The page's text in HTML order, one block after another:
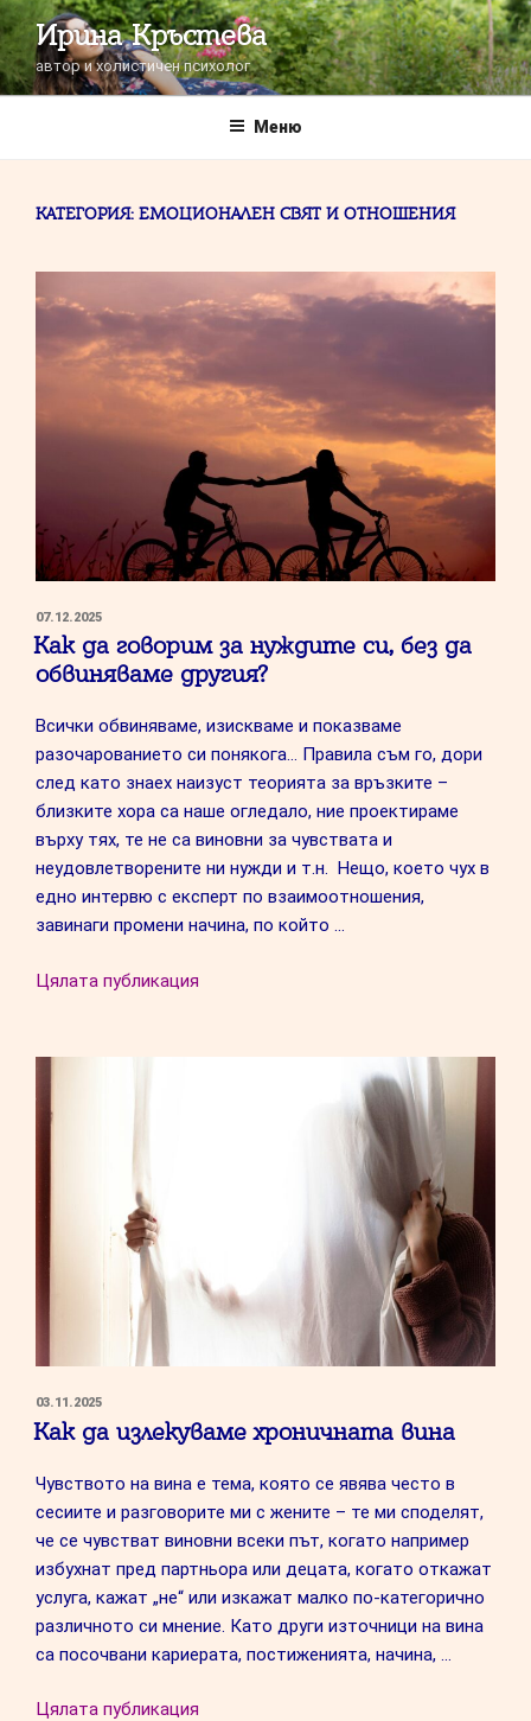
Напред
към
съдържанието
Ирина Кръстева
автор и холистичен психолог
Меню
КАТЕГОРИЯ: ЕМОЦИОНАЛЕН СВЯТ И ОТНОШЕНИЯ
ПУБЛИКУВАНО
НА
07.12.2025
Как да говорим за нуждите си, без да
обвиняваме другия?
Всички обвиняваме, изискваме и показваме
разочарованието си понякога… Правила съм го, дори
след като знаех наизуст теорията за връзките –
близките хора са наше огледало, ние проектираме
върху тях, те не са виновни за чувствата и
неудовлетворените ни нужди и т.н. Нещо, което чух в
едно интервю с експерт по взаимоотношения,
завинаги промени начина, по който …
Цялата публикация
ПУБЛИКУВАНО
НА
03.11.2025
Как да излекуваме хроничната вина
Чувството на вина е тема, която се явява често в
сесиите и разговорите ми с жените – те ми споделят,
че се чувстват виновни всеки път, когато например
избухнат пред партньора или децата, когато откажат
услуга, кажат „не“ или изкажат малко по-категорично
различното си мнение. Като други източници на вина
са посочвани кариерата, постиженията, начина, …
Цялата публикация